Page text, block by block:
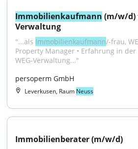
Immobilienkaufmann (m/w/d)
Verwaltung
"...als Immobilienkaufmann/-frau,
Property Manager • Erfahrung in
WEG-Verwaltung..."
persoperm GmbH
Leverkusen, Raum Neuss
Immobilienberater (m/w/d)